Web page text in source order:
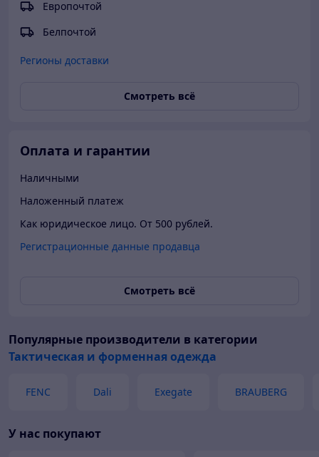
Европочтой
Белпочтой
Регионы доставки
Смотреть всё
Оплата и гарантии
Наличными
Наложенный платеж
Как юридическое лицо. От 500 рублей.
Регистрационные данные продавца
Смотреть всё
Популярные производители в категории
Тактическая и форменная одежда
FENC Dali Exegate BRAUBERG
У нас покупают